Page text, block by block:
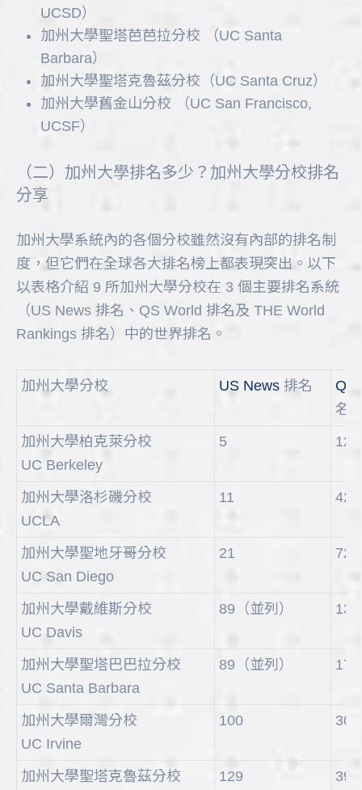
UCSD）
加州大學聖塔芭芭拉分校 （UC Santa
Barbara）
加州大學聖塔克魯茲分校（UC Santa Cruz）
加州大學舊金山分校 （UC San Francisco,
UCSF）
（二）加州大學排名多少？加州大學分校排名
分享
加州大學系統內的各個分校雖然沒有內部的排名制
度，但它們在全球各大排名榜上都表現突出。以下
以表格介紹 9 所加州大學分校在 3 個主要排名系統
（US News 排名、QS World 排名及 THE World
Rankings 排名）中的世界排名。
加州大學分校 US News 排名
QS
名
加州大學柏克萊分校
UC Berkeley
5 12
加州大學洛杉磯分校
UCLA
11 42
加州大學聖地牙哥分校
UC San Diego
21 72
加州大學戴維斯分校
UC Davis
89（並列） 130
加州大學聖塔巴巴拉分校
UC Santa Barbara
89（並列） 178
加州大學爾灣分校
UC Irvine
100 307
加州大學聖塔克魯茲分校 129 393